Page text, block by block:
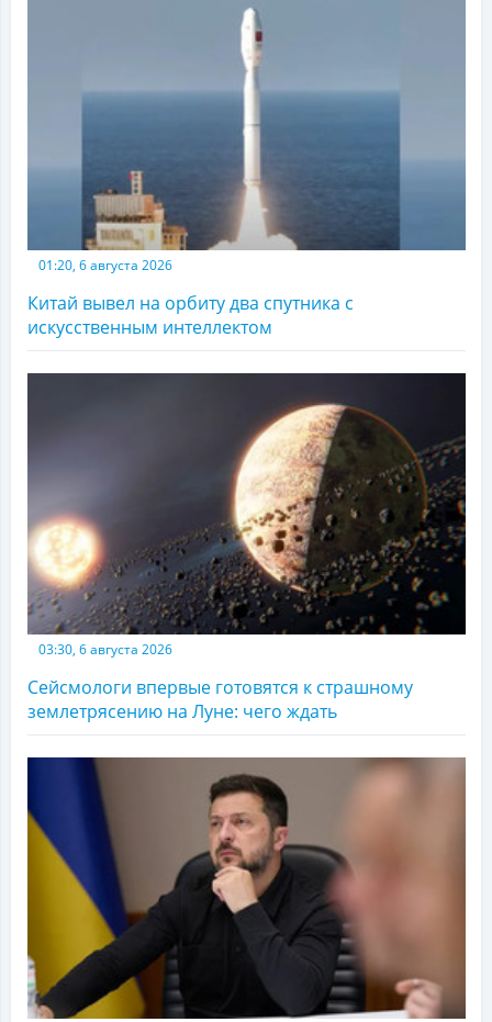
01:20, 6 августа 2026
Китай вывел на орбиту два спутника с
искусственным интеллектом
03:30, 6 августа 2026
Сейсмологи впервые готовятся к страшному
землетрясению на Луне: чего ждать